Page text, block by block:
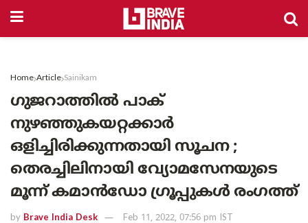
Home Article Sainikam
ഗുജറാത്തിൽ പാക്
നുഴഞ്ഞുകയറ്റക്കാർ
ഒളിച്ചിരിക്കുന്നതായി സൂചന ;
തെരച്ചിലിനായി വ്യോമസേനയുടെ
മൂന്ന് കമാൻഡോ ഗ്രൂപ്പുകൾ രംഗത്ത്
by Brave India Desk Feb 11, 2022, 07:56 pm IST